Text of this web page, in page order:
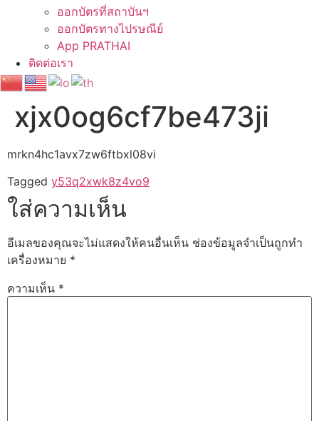
ออกบัตรที่สถาบันฯ
ออกบัตรทางไปรษณีย์
App PRATHAI
ติดต่อเรา
xjx0og6cf7be473ji
mrkn4hc1avx7zw6ftbxl08vi
Tagged y53q2xwk8z4vo9
ใส่ความเห็น
อีเมลของคุณจะไม่แสดงให้คนอื่นเห็น ช่องข้อมูลจำเป็นถูกทำ
เครื่องหมาย *
ความเห็น *